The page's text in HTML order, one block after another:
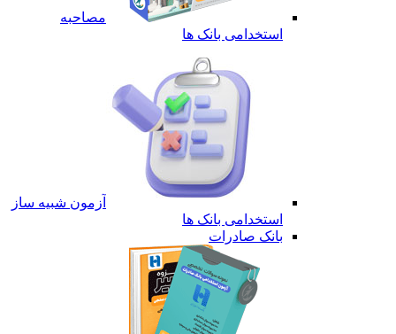
مصاحبه
استخدامی بانک ها
آزمون شبیه ساز
استخدامی بانک ها
بانک صادرات